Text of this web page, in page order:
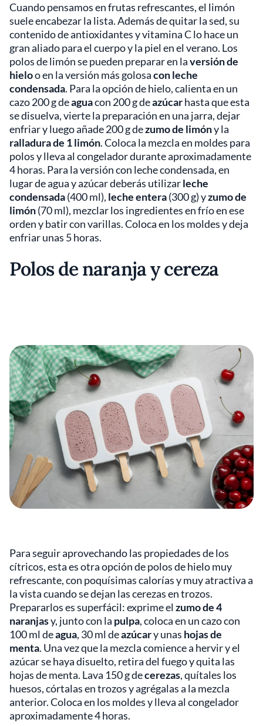
Cuando pensamos en frutas refrescantes, el limón
suele encabezar la lista. Además de quitar la sed, su
contenido de antioxidantes y vitamina C lo hace un
gran aliado para el cuerpo y la piel en el verano. Los
polos de limón se pueden preparar en laversión de
hieloo en la versión más golosacon leche
condensada. Para la opción de hielo, calienta en un
cazo 200 g deaguacon 200 g deazúcarhasta que esta
se disuelva, vierte la preparación en una jarra, dejar
enfriar y luego añade 200 g dezumo de limóny la
ralladura de 1 limón. Coloca la mezcla en moldes para
polos y lleva al congelador durante aproximadamente
4 horas. Para la versión con leche condensada, en
lugar de agua y azúcar deberás utilizarleche
condensada(400 ml), leche entera(300 g) yzumo de
limón(70 ml), mezclar los ingredientes en frío en ese
orden y batir con varillas. Coloca en los moldes y deja
enfriar unas 5 horas.
Polos de naranja y cereza
Para seguir aprovechando las propiedades de los
cítricos, esta es otra opción de polos de hielo muy
refrescante, con poquísimas calorías y muy atractiva a
la vista cuando se dejan las cerezas en trozos.
Prepararlos es superfácil: exprime el zumo de 4
naranjasy, junto con la pulpa, coloca en un cazo con
100 ml deagua, 30 ml deazúcary unas hojas de
menta. Una vez que la mezcla comience a hervir y el
azúcar se haya disuelto, retira del fuego y quita las
hojas de menta. Lava 150 g decerezas, quítales los
huesos, córtalas en trozos y agrégalas a la mezcla
anterior. Coloca en los moldes y lleva al congelador
aproximadamente 4 horas.